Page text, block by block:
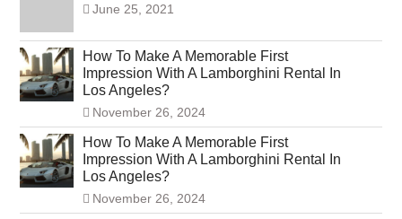
June 25, 2021
How To Make A Memorable First
Impression With A Lamborghini Rental In
Los Angeles?
November 26, 2024
How To Make A Memorable First
Impression With A Lamborghini Rental In
Los Angeles?
November 26, 2024